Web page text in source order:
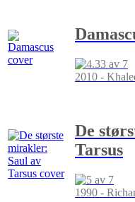
2010 -
De
Tarsus
1990 -